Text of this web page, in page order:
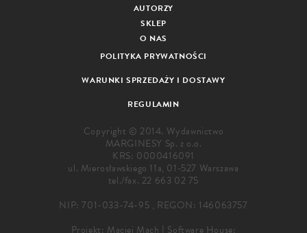
AUTORZY
SKLEP
O NAS
POLITYKA PRYWATNOŚCI
WARUNKI SPRZEDAŻY I DOSTAWY
REGULAMIN
Copyright © 2014. Wydawnictwo
MARGINESY Sp. z o.o.
KRS: 0000416091
ul. Mierosławskiego 11a, 01-527 Warszawa
tel./fax. 22 663 02 75
NIP: 701-033-74-95 , REGON: 146063757
Projekt: Maciej Mach | Software House: